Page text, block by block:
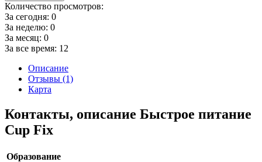
Количество просмотров:
За сегодня: 0
За неделю: 0
За месяц: 0
За все время: 12
Описание
Отзывы (1)
Карта
Контакты, описание Быстрое питание
Cup Fix
Образование